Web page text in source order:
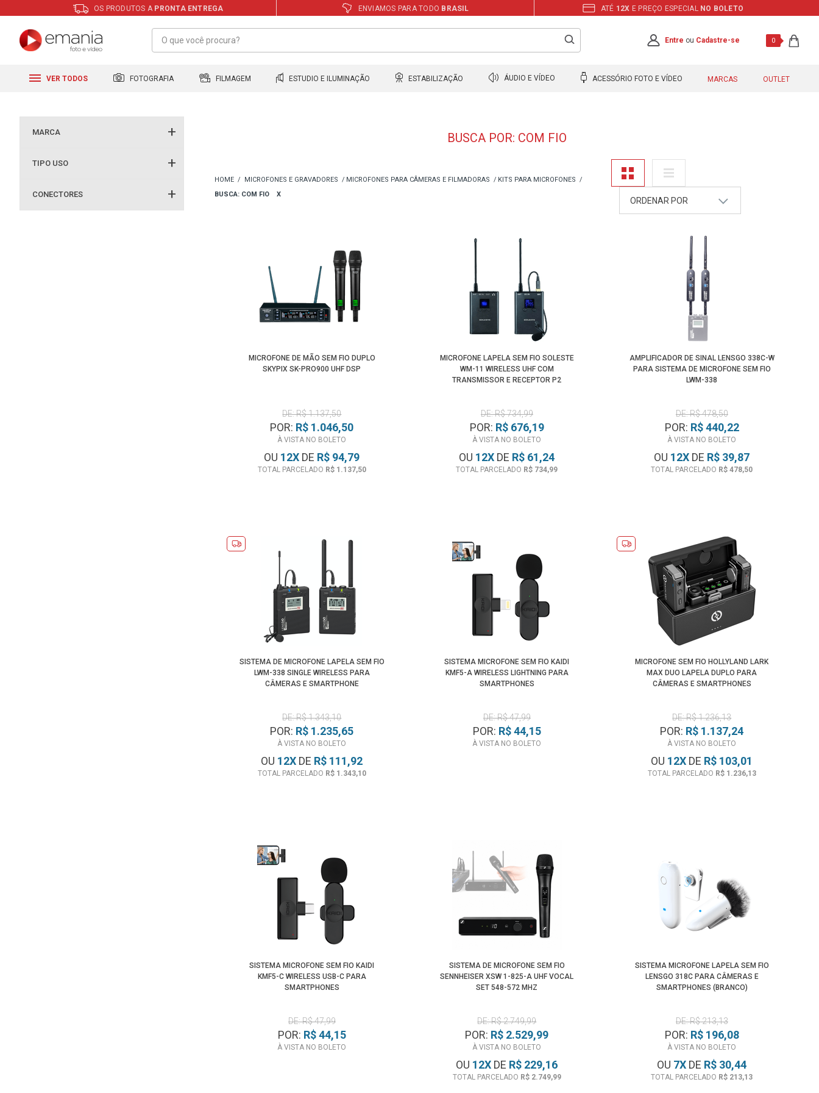
OS PRODUTOS A PRONTA ENTREGA ENVIAMOS PARA TODO BRASIL ATÉ 12X E PREÇO ESPECIAL NO BOLETO
Entre ou Cadastre-se 0
VER TODOS FOTOGRAFIA FILMAGEM ESTUDIO E ILUMINAÇÃO ESTABILIZAÇÃO ÁUDIO E VÍDEO ACESSÓRIO FOTO E VÍDEO MARCAS OUTLET
MARCA
TIPO USO
CONECTORES
BUSCA POR: COM FIO
MICROFONES E GRAVADORES MICROFONES PARA CÂMERAS E FILMADORAS
KITS PARA MICROFONES
BUSCA: COM FIO
X
ORDENAR POR
Mais Vendidos
Maior Preço
Menor Preço
MICROFONE DE MÃO SEM FIO DUPLO
SKYPIX SK-PRO900 UHF DSP
DE: R$ 1.137,50
POR: R$ 1.046,50
À VISTA NO BOLETO
OU 12X DE R$ 94,79
TOTAL PARCELADO R$ 1.137,50
MICROFONE LAPELA SEM FIO SOLESTE
WM-11 WIRELESS UHF COM
TRANSMISSOR E RECEPTOR P2
DE: R$ 734,99
POR: R$ 676,19
À VISTA NO BOLETO
OU 12X DE R$ 61,24
TOTAL PARCELADO R$ 734,99
AMPLIFICADOR DE SINAL LENSGO 338C-W
PARA SISTEMA DE MICROFONE SEM FIO
LWM-338
DE: R$ 478,50
POR: R$ 440,22
À VISTA NO BOLETO
OU 12X DE R$ 39,87
TOTAL PARCELADO R$ 478,50
SISTEMA DE MICROFONE LAPELA SEM FIO
LWM-338 SINGLE WIRELESS PARA
CÂMERAS E SMARTPHONE
DE: R$ 1.343,10
POR: R$ 1.235,65
À VISTA NO BOLETO
OU 12X DE R$ 111,92
TOTAL PARCELADO R$ 1.343,10
SISTEMA MICROFONE SEM FIO KAIDI
KMF5-A WIRELESS LIGHTNING PARA
SMARTPHONES
DE: R$ 47,99
POR: R$ 44,15
À VISTA NO BOLETO
MICROFONE SEM FIO HOLLYLAND LARK
MAX DUO LAPELA DUPLO PARA
CÂMERAS E SMARTPHONES
DE: R$ 1.236,13
POR: R$ 1.137,24
À VISTA NO BOLETO
OU 12X DE R$ 103,01
TOTAL PARCELADO R$ 1.236,13
SISTEMA MICROFONE SEM FIO KAIDI
KMF5-C WIRELESS USB-C PARA
SMARTPHONES
DE: R$ 47,99
POR: R$ 44,15
À VISTA NO BOLETO
SISTEMA DE MICROFONE SEM FIO
SENNHEISER XSW 1-825-A UHF VOCAL
SET 548-572 MHZ
DE: R$ 2.749,99
POR: R$ 2.529,99
À VISTA NO BOLETO
OU 12X DE R$ 229,16
TOTAL PARCELADO R$ 2.749,99
SISTEMA MICROFONE LAPELA SEM FIO
LENSGO 318C PARA CÂMERAS E
SMARTPHONES (BRANCO)
DE: R$ 213,13
POR: R$ 196,08
À VISTA NO BOLETO
OU 7X DE R$ 30,44
TOTAL PARCELADO R$ 213,13